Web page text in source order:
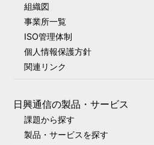
組織図
事業所一覧
ISO管理体制
個人情報保護方針
関連リンク
日興通信の製品・サービス
課題から探す
製品・サービスを探す